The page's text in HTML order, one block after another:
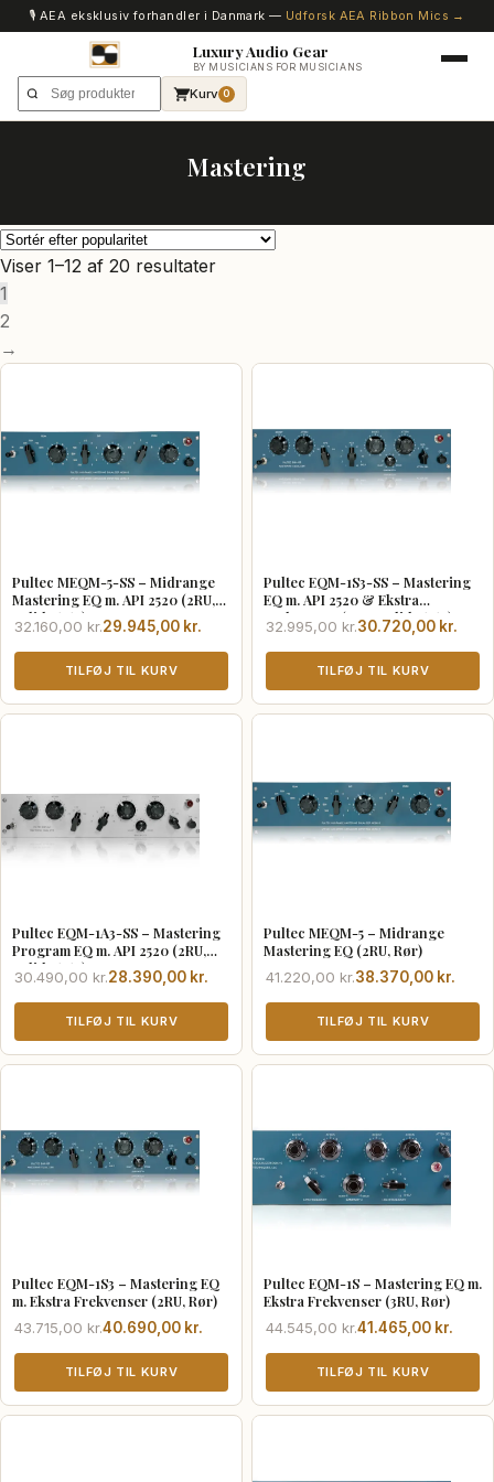
🎙️ AEA eksklusiv forhandler i Danmark — Udforsk AEA Ribbon Mics →
Luxury Audio Gear
BY MUSICIANS FOR MUSICIANS
Kurv 0
Mastering
Viser 1–12 af 20 resultaterSorteret
1
2
→
Pultec MEQM-5-SS – Midrange
Mastering EQ m. API 2520 (2RU,
Solid State)
32.160,00 kr.
Den
oprindelige
var:
32.160,00 kr..
29.945,00 kr.
Den
aktuelle
er:
29.945,00 kr..
TILFØJ TIL KURV
Pultec EQM-1S3-SS – Mastering
EQ m. API 2520 & Ekstra
Frekvenser (2RU, Solid State)
32.995,00 kr.
Den
oprindelige
var:
32.995,00 kr..
30.720,00 kr.
Den
aktuelle
er:
30.720,00 kr..
TILFØJ TIL KURV
Pultec EQM-1A3-SS – Mastering
Program EQ m. API 2520 (2RU,
Solid State)
30.490,00 kr.
Den
oprindelige
var:
30.490,00 kr..
28.390,00 kr.
Den
aktuelle
er:
28.390,00 kr..
TILFØJ TIL KURV
Pultec MEQM-5 – Midrange
Mastering EQ (2RU, Rør)
41.220,00 kr.
Den
oprindelige
var:
41.220,00 kr..
38.370,00 kr.
Den
aktuelle
er:
38.370,00 kr..
TILFØJ TIL KURV
Pultec EQM-1S3 – Mastering EQ
m. Ekstra Frekvenser (2RU, Rør)
43.715,00 kr.
Den
oprindelige
var:
43.715,00 kr..
40.690,00 kr.
Den
aktuelle
er:
40.690,00 kr..
TILFØJ TIL KURV
Pultec EQM-1S – Mastering EQ m.
Ekstra Frekvenser (3RU, Rør)
44.545,00 kr.
Den
oprindelige
var:
44.545,00 kr..
41.465,00 kr.
Den
aktuelle
er:
41.465,00 kr..
TILFØJ TIL KURV